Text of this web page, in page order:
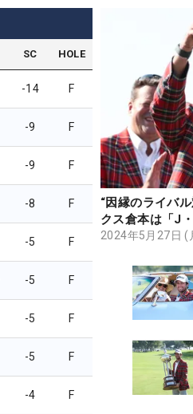
SC HOLE
-14 F
-9 F
-9 F
-8 F
-5 F
-5 F
-5 F
-5 F
-4 F
“因縁のライバ
クス倉本は「J
2024年5月27日 (